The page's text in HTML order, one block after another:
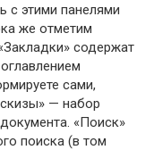
с этими панелями
же отметим
содержат
сами,
— набор
«Поиск»
поиска (в том